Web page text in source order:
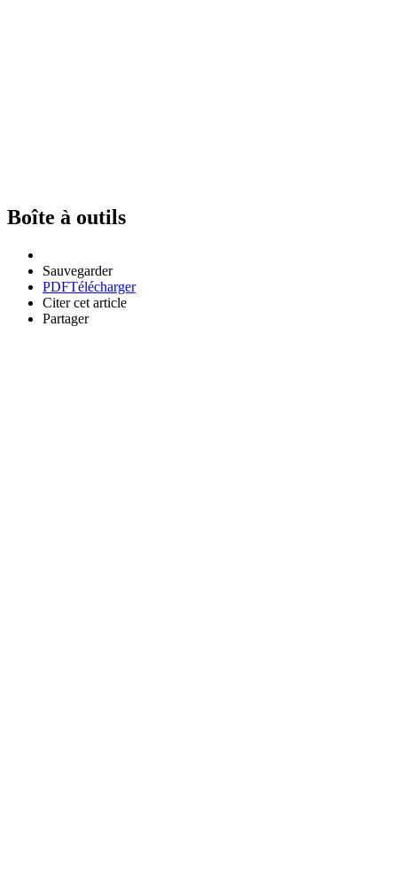
Boîte à outils
Sauvegarder
PDFTélécharger
Citer cet article
Partager